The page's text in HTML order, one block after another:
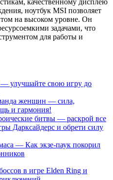
качественному дисплею
ноутбук MSI позволяет
на высоком уровне. Он
задачами, что
для работы и
улучшайте свою игру до
женщин — сила,
и гармония!
битвы — раскрой все
Дарксайдерс и обрети силу
— Как экзе-паук покорил
в игре Elden Ring и